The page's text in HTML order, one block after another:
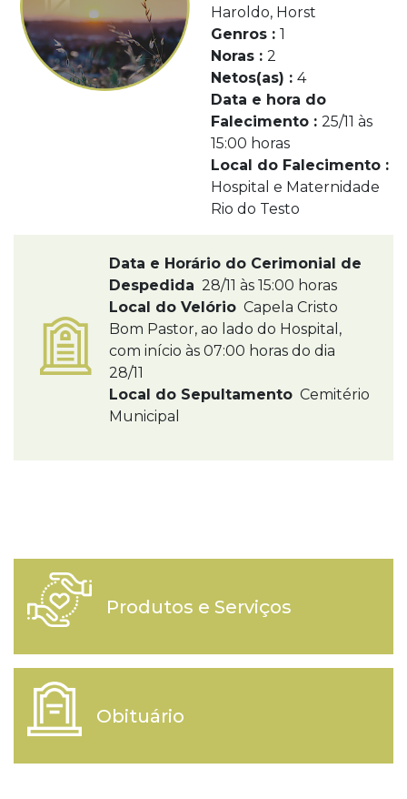
Haroldo, Horst
Genros : 1
Noras : 2
Netos(as) : 4
Data e hora do
Falecimento : 25/11 às
15:00 horas
Local do Falecimento :
Hospital e Maternidade
Rio do Testo
Data e Horário do Cerimonial de
Despedida 28/11 às 15:00 horas
Local do Velório Capela Cristo
Bom Pastor, ao lado do Hospital,
com início às 07:00 horas do dia
28/11
Local do Sepultamento Cemitério
Municipal
Produtos e Serviços
Obituário